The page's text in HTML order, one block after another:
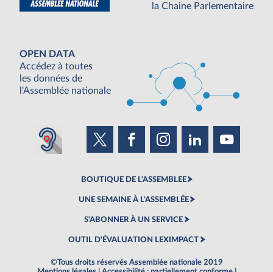
la Chaine Parlementaire
OPEN DATA
Accédez à toutes
les données de
l'Assemblée nationale
BOUTIQUE DE L'ASSEMBLEE
UNE SEMAINE À L'ASSEMBLÉE
S'ABONNER À UN SERVICE
OUTIL D'ÉVALUATION LEXIMPACT
©Tous droits réservés Assemblée nationale 2019